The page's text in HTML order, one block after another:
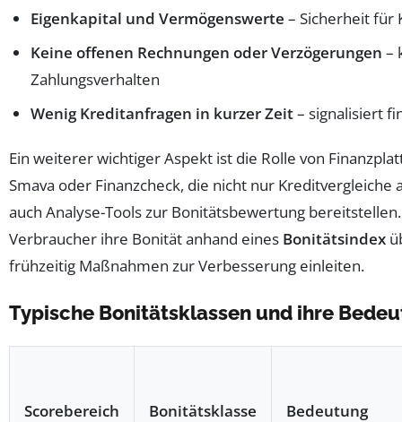
Eigenkapital und Vermögenswerte – Sicherheit für
Keine offenen Rechnungen oder Verzögerungen –
Zahlungsverhalten
Wenig Kreditanfragen in kurzer Zeit– signalisiert
Ein weiterer wichtiger Aspekt ist die Rolle von
Smava oder Finanzcheck, die nicht nur Kreditvergleiche
auch Analyse-Tools zur Bonitätsbewertung
Verbraucher ihre Bonität anhand eines Bonitätsindex
frühzeitig Maßnahmen zur Verbesserung einleiten.
Typische Bonitätsklassen und ihre
Scorebereich Bonitätsklasse Bedeutung